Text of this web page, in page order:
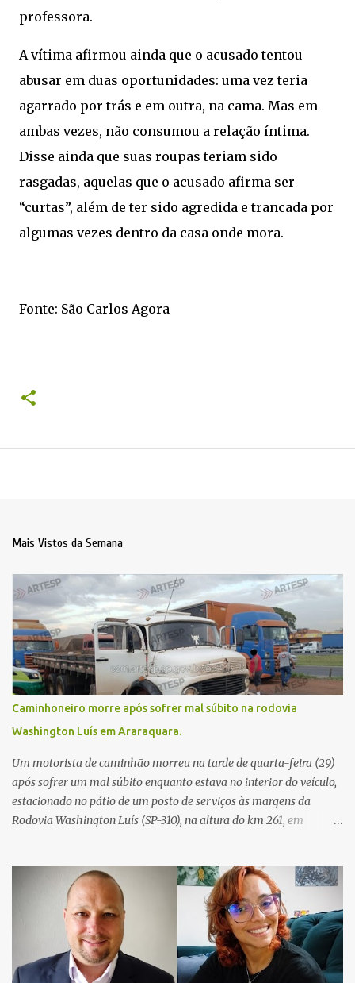
professora.
A vítima afirmou ainda que o acusado tentou
abusar em duas oportunidades: uma vez teria
agarrado por trás e em outra, na cama. Mas em
ambas vezes, não consumou a relação íntima.
Disse ainda que suas roupas teriam sido
rasgadas, aquelas que o acusado afirma ser
“curtas”, além de ter sido agredida e trancada por
algumas vezes dentro da casa onde mora.
Fonte: São Carlos Agora
Mais Vistos da Semana
Caminhoneiro morre após sofrer mal súbito na rodovia
Washington Luís em Araraquara.
Um motorista de caminhão morreu na tarde de quarta-feira (29)
após sofrer um mal súbito enquanto estava no interior do veículo,
estacionado no pátio de um posto de serviços às margens da
Rodovia Washington Luís (SP-310), na altura do km 261, em
relatos de que havia um condutor inconsciente dentro de um
caminhão. Equipes de resgate foram rapidamente deslocadas ao
local e encontraram a vítima em parada cardiorrespiratória. Os
socorristas iniciaram imediatamente as manobras de reanimação
cardiopulmonar (RCP), porém, apesar de todos os esforços, o
motorista não respondeu aos procedimentos. Às 17h03, médicos